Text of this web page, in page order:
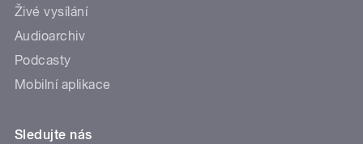
Živé vysílání
Audioarchiv
Podcasty
Mobilní aplikace
Sledujte nás